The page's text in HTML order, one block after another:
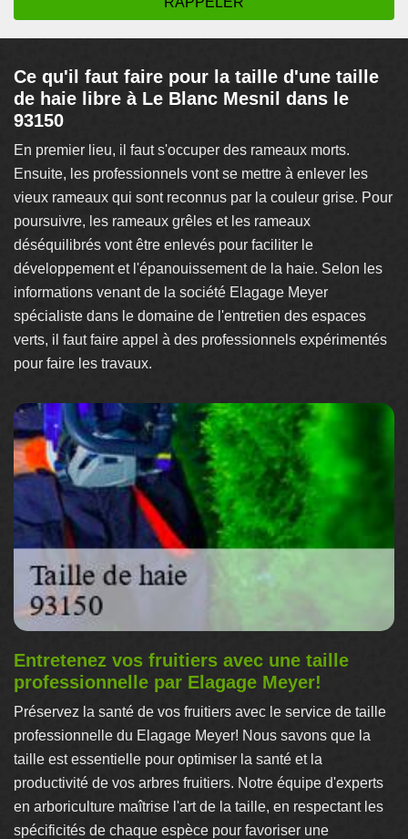
Ce qu'il faut faire pour la taille d'une taille
de haie libre à Le Blanc Mesnil dans le
93150
En premier lieu, il faut s'occuper des rameaux morts.
Ensuite, les professionnels vont se mettre à enlever les
vieux rameaux qui sont reconnus par la couleur grise. Pour
poursuivre, les rameaux grêles et les rameaux
déséquilibrés vont être enlevés pour faciliter le
développement et l'épanouissement de la haie. Selon les
informations venant de la société Elagage Meyer
spécialiste dans le domaine de l'entretien des espaces
verts, il faut faire appel à des professionnels expérimentés
pour faire les travaux.
Entretenez vos fruitiers avec une taille
professionnelle par Elagage Meyer!
Préservez la santé de vos fruitiers avec le service de taille
professionnelle du Elagage Meyer! Nous savons que la
taille est essentielle pour optimiser la santé et la
productivité de vos arbres fruitiers. Notre équipe d'experts
en arboriculture maîtrise l'art de la taille, en respectant les
spécificités de chaque espèce pour favoriser une